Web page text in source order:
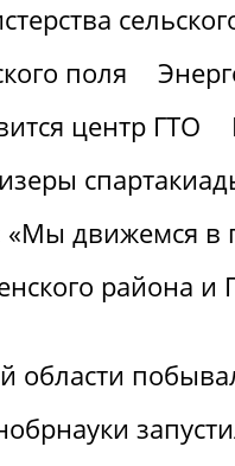
поля
центр ГТО
движемся в
района и
области